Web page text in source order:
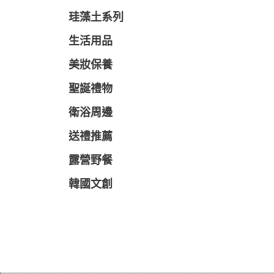
珪藻土系列
生活用品
美妝保養
聖誕禮物
衛浴周邊
送禮推薦
露營野餐
韓國文創